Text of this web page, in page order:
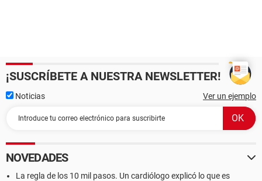
¡SUSCRÍBETE A NUESTRA NEWSLETTER!
Noticias Ver un ejemplo
NOVEDADES
La regla de los 10 mil pasos. Un cardiólogo explicó lo que es